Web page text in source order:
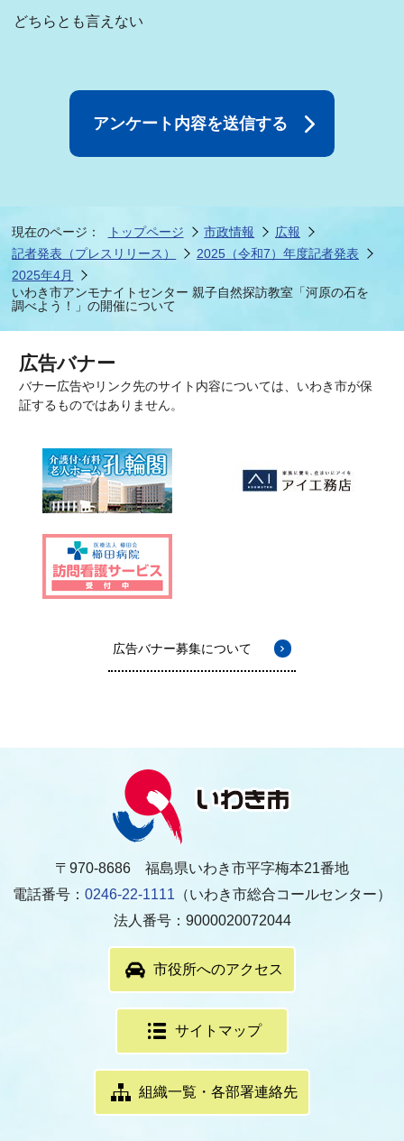
どちらとも言えない
現在のページ： トップページ 市政情報
広報
記者発表（プレスリリース）
2025（令和7）年度記者発表
2025年4月
いわき市アンモナイトセンター 親子自然探訪教室「河原の石を
調べよう！」の開催について
広告バナー
バナー広告やリンク先のサイト内容については、いわき市が保
証するものではありません。
広告バナー募集について
〒970-8686 福島県いわき市平字梅本21番地
電話番号： 0246-22-1111 （いわき市総合コールセンター）
法人番号：9000020072044
市役所へのアクセス
サイトマップ
組織一覧・各部署連絡先